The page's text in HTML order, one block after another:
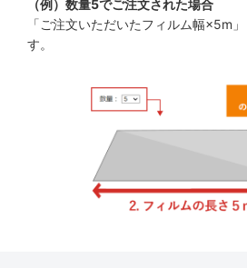
（例）数量5でご注文された場合
「ご注文いただいたフィルム幅×5m
す。